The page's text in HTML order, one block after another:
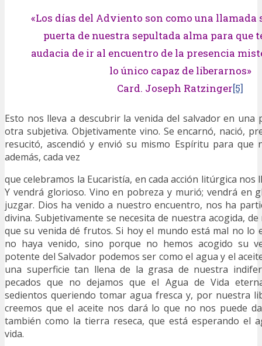
«Los días del Adviento son como una llamada
puerta de nuestra sepultada alma para que
audacia de ir al encuentro de la presencia
lo único capaz de liberarnos»
Card. Joseph Ratzinger[5]
Esto nos lleva a descubrir la venida del salvador en una
otra subjetiva. Objetivamente vino. Se encarnó, nació,
resucitó, ascendió y envió su mismo Espíritu para que
además, cada vez
que celebramos la Eucaristía, en cada acción litúrgica nos
Y vendrá glorioso. Vino en pobreza y murió; vendrá en
juzgar. Dios ha venido a nuestro encuentro, nos ha
divina. Subjetivamente se necesita de nuestra acogida,
que su venida dé frutos. Si hoy el mundo está mal no lo
no haya venido, sino porque no hemos acogido su
potente del Salvador podemos ser como el agua y el
una superficie tan llena de la grasa de nuestra
pecados que no dejamos que el Agua de Vida
sedientos queriendo tomar agua fresca y, por nuestra
creemos que el aceite nos dará lo que no nos puede
también como la tierra reseca, que está esperando el
vida.